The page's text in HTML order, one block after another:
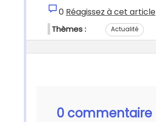
0 Réagissez à cet article
Thèmes : Actualité
0 commentaire